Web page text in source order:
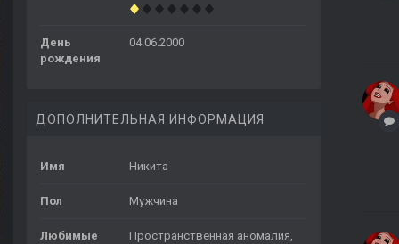
День
рождения
04.06.2000
ДОПОЛНИТЕЛЬНАЯ ИНФОРМАЦИЯ
Имя Никита
Пол Мужчина
Любимые
Пространственная аномалия,